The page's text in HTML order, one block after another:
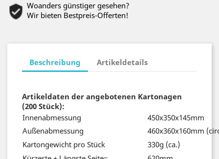
Woanders günstiger gesehen?
Wir bieten Bestpreis-Offerten!
Beschreibung Artikeldetails
Artikeldaten der angebotenen Kartonagen
(200 Stück):
Innenabmessung
450x350x145mm
Außenabmessung
460x360x160mm
Kartongewicht pro Stück
330g (ca.)